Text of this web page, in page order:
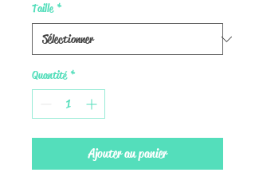
Taille *
Quantité *
Ajouter au panier